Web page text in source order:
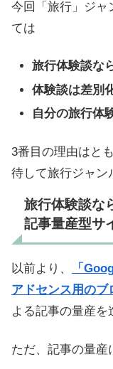
今回「旅行」ジャ
ては
旅行体験談な
体験談は差別
自分の旅行体
3番目の理由はと
待して旅行ジャン
旅行体験談な
記事量産型サ
以前より、
「
アドセンス用のブ
よる記事の量産を
ただ、記事の量産